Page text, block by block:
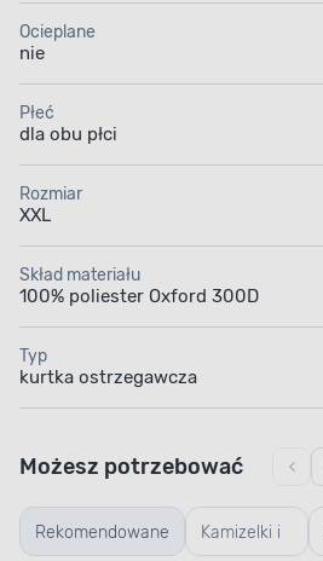
Ocieplane
nie
Płeć
dla obu płci
Rozmiar
XXL
Skład materiału
100% poliester Oxford 300D
Typ
kurtka ostrzegawcza
Rekomendowane Kamizelki i
Możesz potrzebować